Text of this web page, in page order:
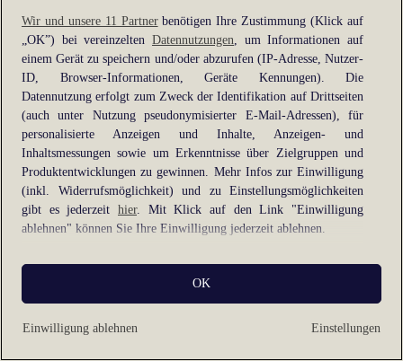
Wir und unsere 11 Partnerbenötigen Ihre Zustimmung (Klick auf
„OK”) bei vereinzelten Datennutzungen, um Informationen auf
einem Gerät zu speichern und/oder abzurufen (IP-Adresse, Nutzer-
ID, Browser-Informationen, Geräte Kennungen). Die
Datennutzung erfolgt zum Zweck der Identifikation auf Drittseiten
(auch unter Nutzung pseudonymisierter E-Mail-Adressen), für
personalisierte Anzeigen und Inhalte, Anzeigen- und
Inhaltsmessungen sowie um Erkenntnisse über Zielgruppen und
Produktentwicklungen zu gewinnen. Mehr Infos zur Einwilligung
(inkl. Widerrufsmöglichkeit) und zu Einstellungsmöglichkeiten
gibt es jederzeit hier. Mit Klick auf den Link "Einwilligung
ablehnen" können Sie Ihre Einwilligung jederzeit ablehnen.
Sie können Ihre Einwilligung auch jederzeit grundlos mit Wirkung
für die Zukunft widerrufen, indem Sie z. B. auf den Button
"Cookie-Einstellungen" im Footer der Website und "Alle
ablehnen" klicken.
Einstellungen
Einwilligung ablehnen
OK